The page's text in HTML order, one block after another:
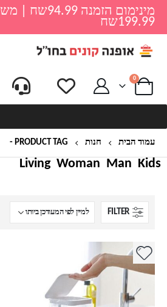
מינימום הזמנה
199.99שח
0
עמוד הבית חנות PRODUCT TAG -
Kids
Man
Woman
Living
FILTER
למוצר
יש
מספר
סוגים.